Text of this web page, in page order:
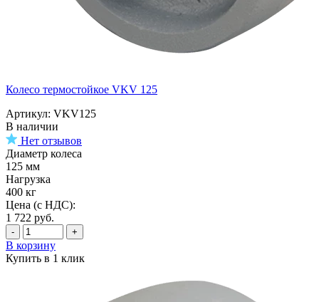
Колесо термостойкое VKV 125
Артикул: VKV125
В наличии
Нет отзывов
Диаметр колеса
125 мм
Нагрузка
400 кг
Цена (с НДС):
1 722 руб.
- +
В корзину
Купить в 1 клик